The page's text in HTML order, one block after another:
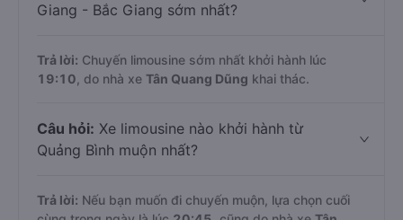
Giang - Bắc Giang sớm nhất?
Trả lời: Chuyến limousine sớm nhất khởi hành lúc
19:10 , do nhà xe Tân Quang Dũng khai thác.
Câu hỏi: Xe limousine nào khởi hành từ
Quảng Bình muộn nhất?
Trả lời: Nếu bạn muốn đi chuyến muộn, lựa chọn cuối